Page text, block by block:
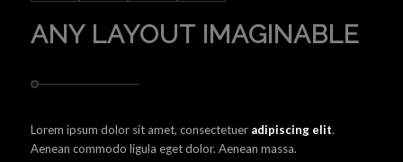
ANY LAYOUT IMAGINABLE
Lorem ipsum dolor sit amet, consectetuer adipiscing elit.
Aenean commodo ligula eget dolor. Aenean massa.